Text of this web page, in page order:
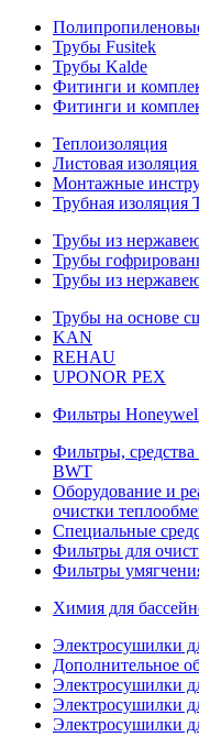
Трубы Fusitek
Трубы Kalde
Фитинги и
Фитинги и
Теплоизоляция
Листовая
Монтажные
Трубная изоляция
Трубы из
Трубы
Трубы из
Трубы на основе
KAN
REHAU
UPONOR PEX
Фильтры
Фильтры,
BWT
Оборудование и
очистки
Специальные
Фильтры для
Фильтры
Химия для
Электросушилки
Дополнительное
Электросушилки
Электросушилки
Электросушилки